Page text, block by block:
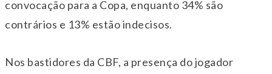
convocação para a Copa, enquanto 34% são
contrários e 13% estão indecisos.
Nos bastidores da CBF, a presença do jogador